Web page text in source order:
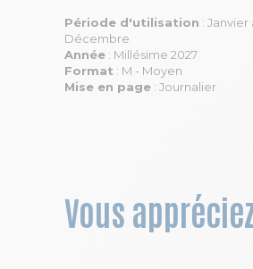
Période d'utilisation : Janvier
Décembre
Année : Millésime 2027
Format : M - Moyen
Mise en page : Journalier
Vous